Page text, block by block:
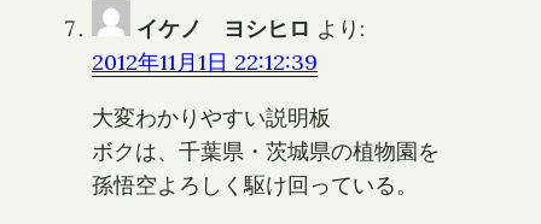
イケノ ヨシヒロ より:
2012年11月1日 22:12:39
大変わかりやすい説明板
ボクは、千葉県・茨城県の植物園を
孫悟空よろしく駆け回っている。